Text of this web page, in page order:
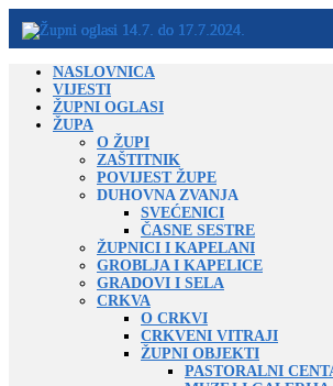
NASLOVNICA
VIJESTI
ŽUPNI OGLASI
ŽUPA
O ŽUPI
ZAŠTITNIK
POVIJEST ŽUPE
DUHOVNA ZVANJA
SVEĆENICI
ČASNE SESTRE
ŽUPNICI I KAPELANI
GROBLJA I KAPELICE
GRADOVI I SELA
CRKVA
O CRKVI
CRKVENI VITRAJI
ŽUPNI OBJEKTI
PASTORALNI